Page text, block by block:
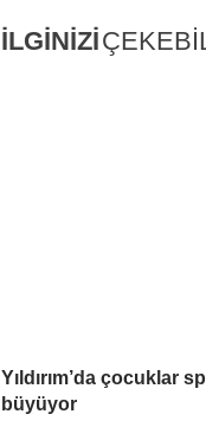
İLGİNİZİ
Yıldırım’da çocuklar
büyüyor